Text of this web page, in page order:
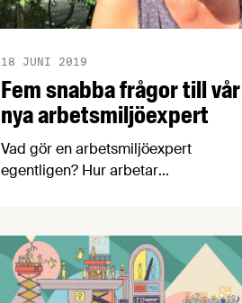
Fem snabba frågor till vår
nya arbetsmiljöexpert
18 JUNI 2019
Vad gör en arbetsmiljöexpert
egentligen? Hur arbetar
hjälpa våra medlemmar med när det
gäller arbetsmiljö? För att ta reda på
detta vände vi oss till vår splitternya